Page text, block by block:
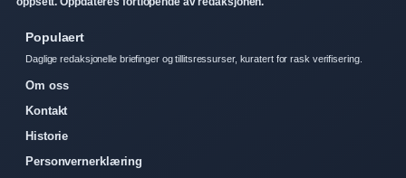
Populaert
Daglige redaksjonelle briefinger og tillitsressurser, kuratert for rask verifisering.
Om oss
Kontakt
Historie
Personvernerklæring